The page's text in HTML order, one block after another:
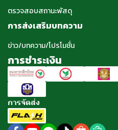
ตรวจสอบสถานะพัสดุ
การส่งเสริมบทความ
ข่าว/บทความ/โปรโมชั่น
การชำระเงิน
การจัดส่ง